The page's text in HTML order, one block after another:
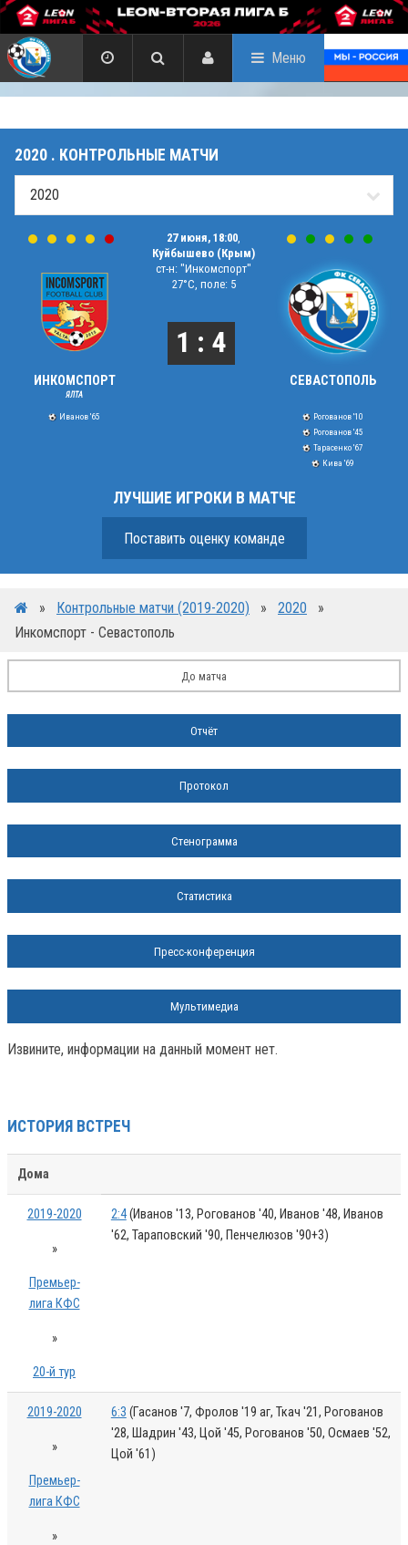
Меню
2020 . КОНТРОЛЬНЫЕ МАТЧИ
ИНКОМСПОРТ
ЯЛТА
Иванов '65
27 июня, 18:00
Куйбышево (Крым)
ст-н: "Инкомспорт"
27°C, поле: 5
1 : 4
СЕВАСТОПОЛЬ
Рогованов '10
Рогованов '45
Тарасенко '67
Кива '69
ЛУЧШИЕ ИГРОКИ В МАТЧЕ
Поставить оценку команде
» Контрольные матчи (2019-2020) » 2020
»
Инкомспорт - Севастополь
До матча
Отчёт
Протокол
Стенограмма
Статистика
Пресс-конференция
Мультимедиа
Извините, информации на данный момент нет.
ИСТОРИЯ ВСТРЕЧ
Дома
2019-2020
»
Премьер-
лига КФС
»
20-й тур
2:4(Иванов '13, Рогованов '40, Иванов '48, Иванов
'62, Тараповский '90, Пенчелюзов '90+3)
2019-2020
»
Премьер-
лига КФС
»
6:3 (Гасанов '7, Фролов '19 аг, Ткач '21, Рогованов
'28, Шадрин '43, Цой '45, Рогованов '50, Осмаев '52,
Цой '61)